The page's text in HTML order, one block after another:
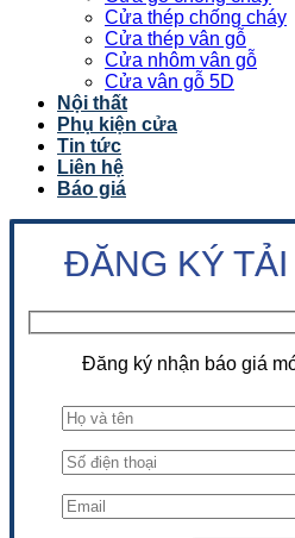
Cửa thép chống cháy
Cửa thép vân gỗ
Cửa nhôm vân gỗ
Cửa vân gỗ 5D
Nội thất
Phụ kiện cửa
Tin tức
Liên hệ
Báo giá
ĐĂNG KÝ
Đăng ký nhận báo giá